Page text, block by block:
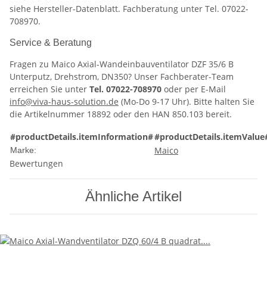
siehe Hersteller-Datenblatt. Fachberatung unter Tel. 07022-
708970.
Service & Beratung
Fragen zu Maico Axial-Wandeinbauventilator DZF 35/6 B
Unterputz, Drehstrom, DN350? Unser Fachberater-Team
erreichen Sie unter Tel. 07022-708970 oder per E-Mail
info@viva-haus-solution.de (Mo-Do 9-17 Uhr). Bitte halten Sie
die Artikelnummer 18892 oder den HAN 850.103 bereit.
#productDetails.itemInformation#
Marke:
Maico
Bewertungen
Ähnliche Artikel